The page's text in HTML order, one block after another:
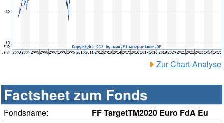
Zur Chart-Analyse
Factsheet zum Fonds
Fondsname:
FF TargetTM2020 Euro FdA Eu